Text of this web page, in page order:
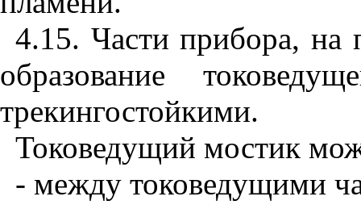
4.15. Части прибора, на
образование
трекингостойкими.
Токоведущий мостик
- между токоведущими